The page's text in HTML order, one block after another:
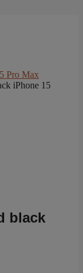
Pro Max
iPhone 15
black